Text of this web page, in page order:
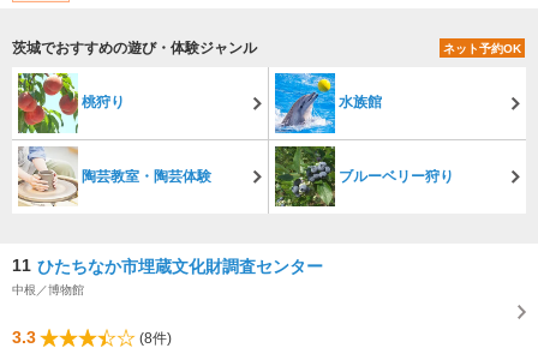
茨城でおすすめの遊び・体験ジャンル ネット予約OK
桃狩り 水族館
陶芸教室・陶芸体験 ブルーベリー狩り
11 ひたちなか市埋蔵文化財調査センター
中根／博物館
3.3
(8件)